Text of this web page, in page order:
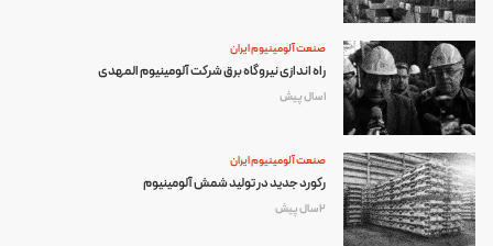
صنعت آلومینیوم ایران
راه اندازی نیروگاه برق شرکت آلومینیوم المهدی
1 سال پیش
صنعت آلومینیوم ایران
رکورد جدید در تولید شمش آلومینیوم
2 سال پیش